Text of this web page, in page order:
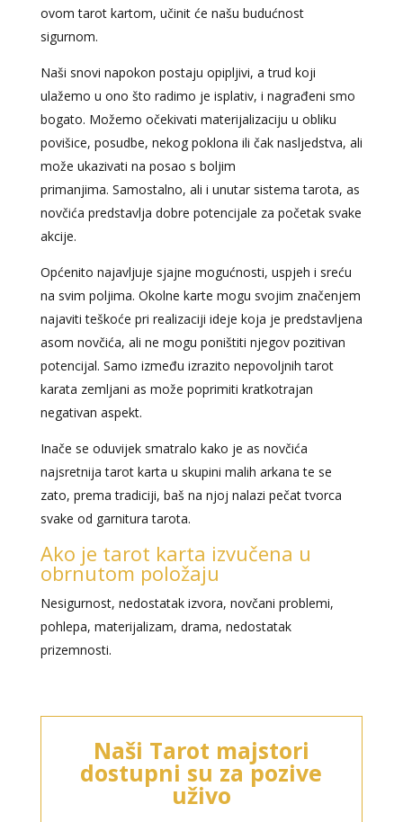
ovom tarot kartom, učinit će našu budućnost
sigurnom.
Naši snovi napokon postaju opipljivi, a trud koji
ulažemo u ono što radimo je isplativ, i nagrađeni smo
bogato. Možemo očekivati materijalizaciju u obliku
povišice, posudbe, nekog poklona ili čak nasljedstva, ali
može ukazivati na posao s boljim
primanjima. Samostalno, ali i unutar sistema tarota, as
novčića predstavlja dobre potencijale za početak svake
akcije.
Općenito najavljuje sjajne mogućnosti, uspjeh i sreću
na svim poljima. Okolne karte mogu svojim značenjem
najaviti teškoće pri realizaciji ideje koja je predstavljena
asom novčića, ali ne mogu poništiti njegov pozitivan
potencijal. Samo između izrazito nepovoljnih tarot
karata zemljani as može poprimiti kratkotrajan
negativan aspekt.
Inače se oduvijek smatralo kako je as novčića
najsretnija tarot karta u skupini malih arkana te se
zato, prema tradiciji, baš na njoj nalazi pečat tvorca
svake od garnitura tarota.
Ako je tarot karta izvučena u
obrnutom položaju
Nesigurnost, nedostatak izvora, novčani problemi,
pohlepa, materijalizam, drama, nedostatak
prizemnosti.
Naši Tarot majstori
dostupni su za pozive
uživo
Tarot savjetnik je slobodan
TEHNIKE:asrologija; numerologija, tarot